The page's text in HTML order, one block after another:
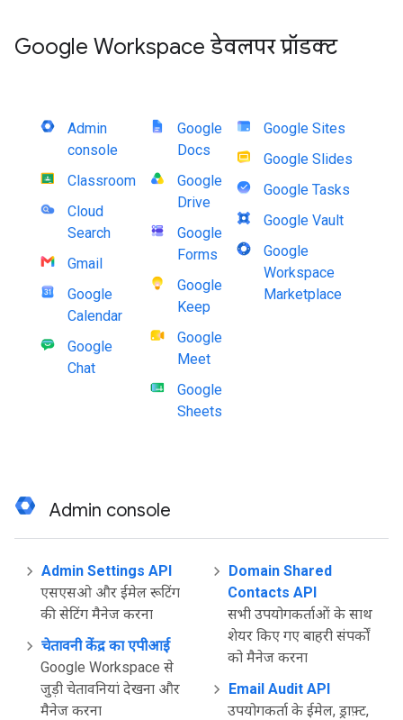
Google Workspace डेवलपर प्रॉडक्ट
Admin
console
Classroom
Cloud
Search
Gmail
Google
Calendar
Google
Chat
Google
Docs
Google
Drive
Google
Forms
Google
Keep
Google
Meet
Google
Sheets
Google Sites
Google Slides
Google Tasks
Google Vault
Google
Workspace
Marketplace
Admin console
Admin Settings API
एसएसओ और ईमेल रूटिंग
की सेटिंग मैनेज करना
चेतावनी केंद्र का एपीआई
Google Workspace से
जुड़ी चेतावनियां देखना और
मैनेज करना
Domain Shared
Contacts API
सभी उपयोगकर्ताओं के साथ
शेयर किए गए बाहरी संपर्कों
को मैनेज करना
Email Audit API
उपयोगकर्ता के ईमेल, ड्राफ़्ट,